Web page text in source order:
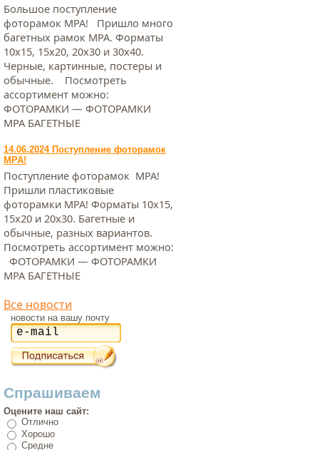
Большое поступление
фоторамок МРА! Пришло много
багетных рамок МРА. Форматы
10х15, 15х20, 20х30 и 30х40.
Черные, картинные, постеры и
обычные. Посмотреть
ассортимент можно:
ФОТОРАМКИ — ФОТОРАМКИ
МРА БАГЕТНЫЕ
14.06.2024 Поступление фоторамок
МРА!
Поступление фоторамок МРА!
Пришли пластиковые
фоторамки МРА! Форматы 10х15,
15х20 и 20х30. Багетные и
обычные, разных вариантов.
Посмотреть ассортимент можно:
ФОТОРАМКИ — ФОТОРАМКИ
МРА БАГЕТНЫЕ
Все новости
новости на вашу почту
Спрашиваем
Оцените наш сайт:
Отлично
Хорошо
Средне